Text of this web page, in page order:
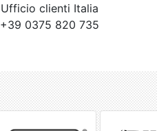
Ufficio clienti Italia
+39 0375 820 735